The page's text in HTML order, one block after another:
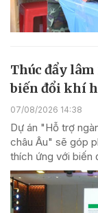
Thúc đẩy
biến đổi khí
07/08/2026 14:38
Dự án "Hỗ trợ
châu Âu" sẽ góp
thích ứng với biến